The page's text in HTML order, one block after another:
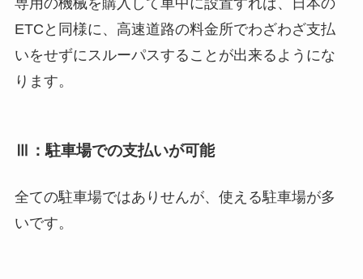
専用の機械を購入して車中に設置すれば、日本の
ETCと同様に、高速道路の料金所でわざわざ支払
いをせずにスルーパスすることが出来るようにな
ります。
Ⅲ：駐車場での支払いが可能
全ての駐車場ではありせんが、使える駐車場が多
いです。